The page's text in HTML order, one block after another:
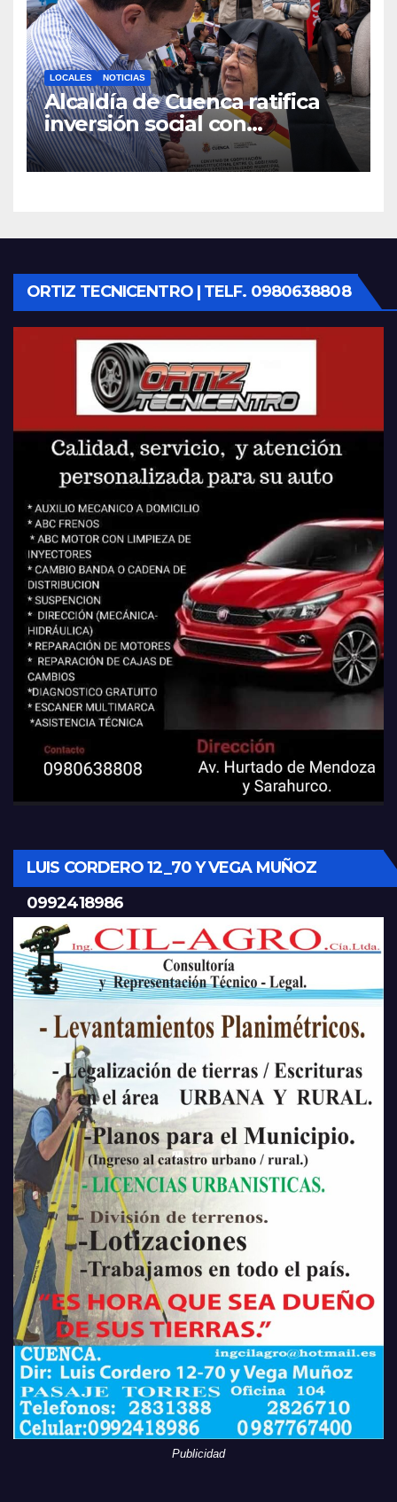
LOCALES NOTICIAS
Alcaldía de Cuenca ratifica
inversión social con
fundaciones e instituciones
locales
ORTIZ TECNICENTRO | TELF. 0980638808
LUIS CORDERO 12_70 Y VEGA MUÑOZ
0992418986
Publicidad